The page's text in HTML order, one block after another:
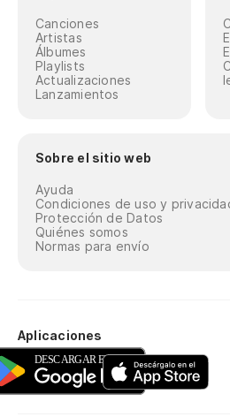
Canciones
Artistas
Álbumes
Playlists
Actualizaciones
Lanzamientos
Sobre el sitio web
Ayuda
Condiciones de uso y
Protección de Datos
Quiénes somos
Normas para envío
Aplicaciones